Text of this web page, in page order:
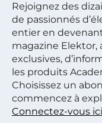
Rejoignez des
de passionnés
entier en
magazine Elektor,
exclusives,
les produits
Choisissez un
commencez à
Connectez-vous ici